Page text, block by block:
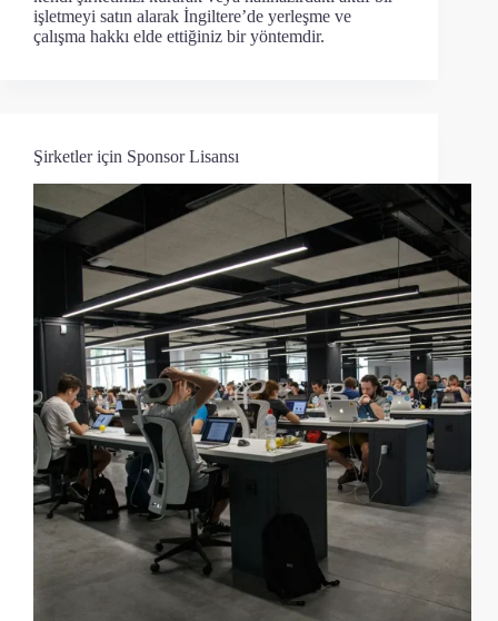
işletmeyi satın alarak İngiltere’de yerleşme ve
çalışma hakkı elde ettiğiniz bir yöntemdir.
Şirketler için Sponsor Lisansı